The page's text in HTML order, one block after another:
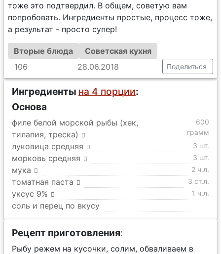
тоже это подтвердил. В общем, советую вам
попробовать. Ингредиенты простые, процесс тоже,
а результат - просто супер!
Вторые блюда
Советская кухня
106
28.06.2018 Поделиться
Ингредиенты на 4 порции:
Основа
филе белой морской рыбы (хек,
тилапия, треска)
600
грамм
луковица средняя 3 шт.
морковь средняя 3 шт.
мука 2 ч.л.
томатная паста 3 ст.л.
уксус 9% 1 ч.л.
соль и перец по вкусу
Рецепт приготовления:
Рыбу режем на кусочки, солим, обваливаем в